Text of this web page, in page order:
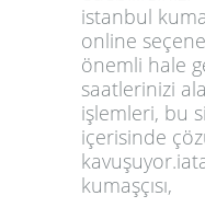
istanbul
online
önemli hale
saatlerinizi
işlemleri, bu
içerisinde
kumaşçısı,